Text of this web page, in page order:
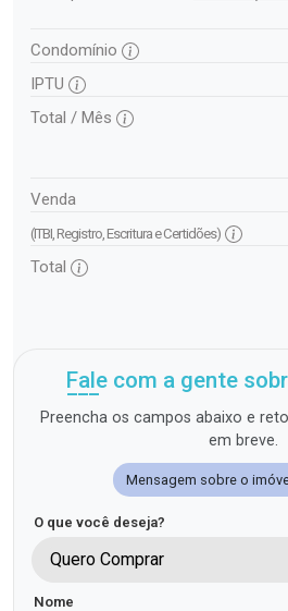
Condomínio
IPTU
Total / Mês
Venda
(ITBI, Registro, Escritura e Certidões)
Total
Fale com a gente
Preencha os campos abaixo e
em breve.
Mensagem sobre o
O que você deseja?
Quero Comprar
Nome